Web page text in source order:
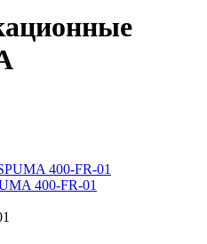
400-FR-01